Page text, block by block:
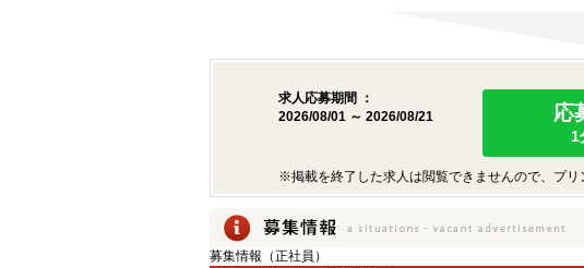
求人応募期間 ：
2026/08/01 ～ 2026/08/21
応
1
※掲載を終了した求人は閲覧できませんので、プリ
募集情報（正社員）